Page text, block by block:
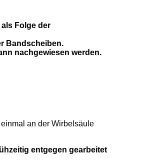
Folge der
Bandscheiben.
nachgewiesen werden.
an der Wirbelsäule
entgegen gearbeitet